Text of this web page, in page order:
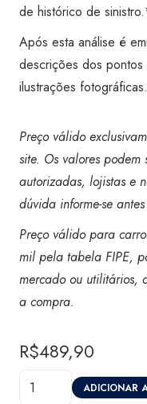
de histórico de
Após esta análise é
descrições dos pontos
ilustrações fotográficas.
Preço válido
site. Os valores
autorizadas, lojistas e
dúvida informe-se
Preço válido para
mil pela tabela FIPE,
mercado ou utilitários,
a compra.
R$489,90
Vistoria
ADICIONAR